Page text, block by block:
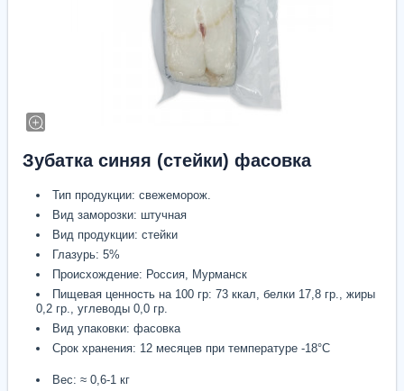
Зубатка синяя (стейки) фасовка
Тип продукции: свежеморож.
Вид заморозки: штучная
Вид продукции: стейки
Глазурь: 5%
Происхождение: Россия, Мурманск
Пищевая ценность на 100 гр: 73 ккал, белки 17,8 гр., жиры
0,2 гр., углеводы 0,0 гр.
Вид упаковки: фасовка
Срок хранения: 12 месяцев при температуре -18°С
Вес: ≈ 0,6-1 кг